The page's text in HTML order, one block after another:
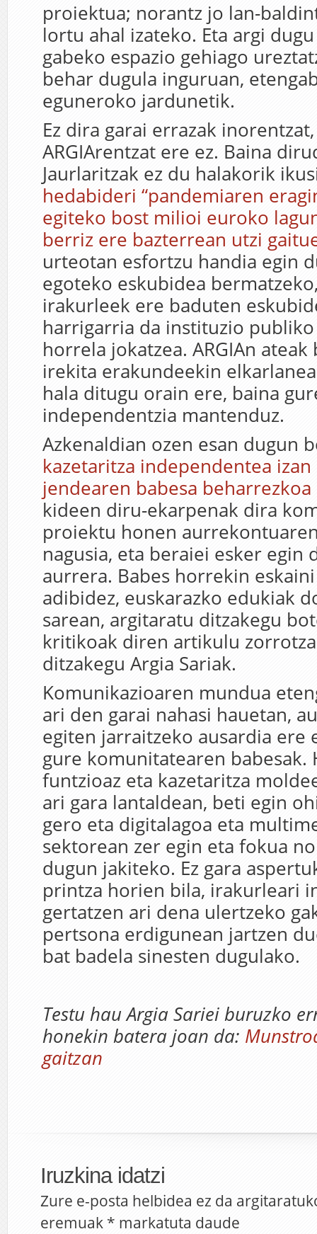
proiektua; norantz jo lan-
lortu ahal izateko. Eta argi
gabeko espazio gehiago
behar dugula inguruan,
eguneroko jardunetik.
Ez dira garai errazak
ARGIArentzat ere ez. Baina
Jaurlaritzak ez du halakorik
hedabideri “pandemiaren
egiteko bost milioi euroko
berriz ere bazterrean utzi
urteotan esfortzu handia egin
egoteko eskubidea
irakurleek ere baduten
harrigarria da instituzio
horrela jokatzea. ARGIAn
irekita erakundeekin
hala ditugu orain ere, baina
independentzia mantenduz.
Azkenaldian ozen esan dugun
kazetaritza independentea
jendearen babesa beharrezkoa
kideen diru-ekarpenak dira
proiektu honen
nagusia, eta beraiei esker egin
aurrera. Babes horrekin
adibidez, euskarazko edukiak
sarean, argitaratu ditzakegu
kritikoak diren artikulu
ditzakegu Argia Sariak.
Komunikazioaren mundua
ari den garai nahasi hauetan,
egiten jarraitzeko ausardia ere
gure komunitatearen babesak.
funtzioaz eta kazetaritza
ari gara lantaldean, beti egin
gero eta digitalagoa eta
sektorean zer egin eta fokua
dugun jakiteko. Ez gara
printza horien bila, irakurleari
gertatzen ari dena ulertzeko
pertsona erdigunean jartzen
bat badela sinesten dugulako.
Testu hau Argia Sariei buruzko
honekin batera joan da:
gaitzan
Iruzkina idatzi
Zure e-posta helbidea ez da
eremuak * markatuta daude